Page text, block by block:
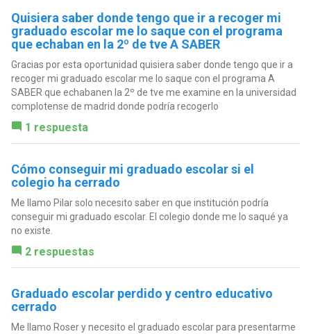
Quisiera saber donde tengo que ir a recoger mi
graduado escolar me lo saque con el programa
que echaban en la 2º de tve A SABER
Gracias por esta oportunidad quisiera saber donde tengo que ir a
recoger mi graduado escolar me lo saque con el programa A
SABER que echabanen la 2º de tve me examine en la universidad
complotense de madrid donde podría recogerlo
1 respuesta
Cómo conseguir mi graduado escolar si el
colegio ha cerrado
Me llamo Pilar solo necesito saber en que institución podría
conseguir mi graduado escolar. El colegio donde me lo saqué ya
no existe.
2 respuestas
Graduado escolar perdido y centro educativo
cerrado
Me llamo Roser y necesito el graduado escolar para presentarme